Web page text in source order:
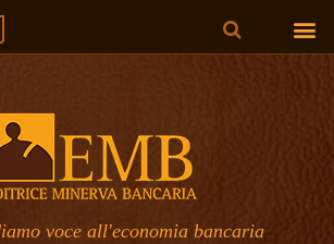
voce all'economia bancaria